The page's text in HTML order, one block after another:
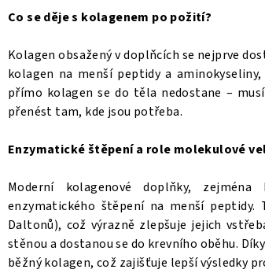
Co se děje s kolagenem po požití?
Kolagen obsažený v doplňcích se nejprve
kolagen na menší peptidy a
přímo kolagen se do těla nedostane –
přenést tam, kde jsou potřeba.
Enzymatické štěpení a role molekulové
Moderní kolagenové doplňky,
enzymatického štěpení na menší
Daltonů), což výrazně zlepšuje jejich
stěnou a dostanou se do krevního oběhu.
běžný kolagen, což zajišťuje lepší výsledky